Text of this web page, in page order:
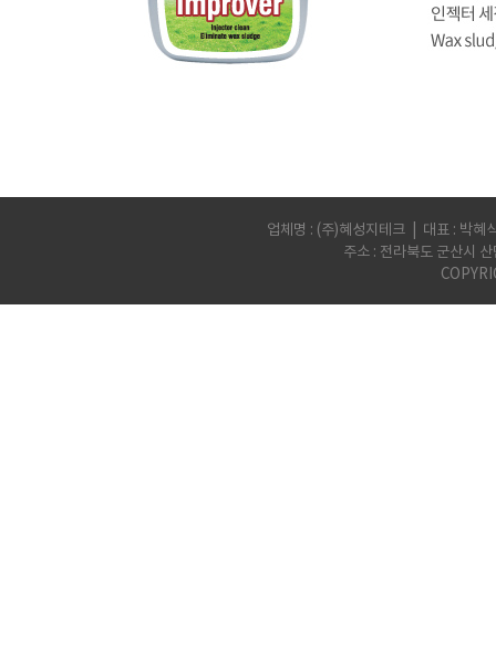
업체명 : (주)혜성지테크 | 대표 : 박
주소 : 전라북도 군산시